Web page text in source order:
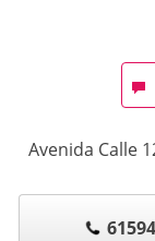
Avenida Calle